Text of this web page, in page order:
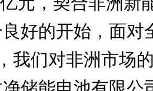
好的开始，面对
我们对非洲市场